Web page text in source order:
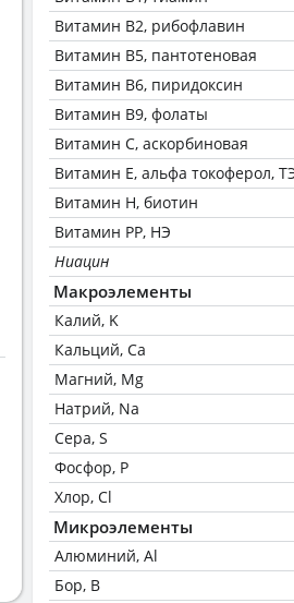
Витамин В2, рибофлавин
Витамин В5, пантотеновая
Витамин В6, пиридоксин
Витамин В9, фолаты
Витамин C, аскорбиновая
Витамин Е, альфа токоферол,
Витамин Н, биотин
Витамин РР, НЭ
Ниацин
Макроэлементы
Калий, K
Кальций, Ca
Магний, Mg
Натрий, Na
Сера, S
Фосфор, P
Хлор, Cl
Микроэлементы
Алюминий, Al
Бор, B